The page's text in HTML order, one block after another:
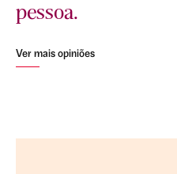
pessoa.
Ver mais opiniões